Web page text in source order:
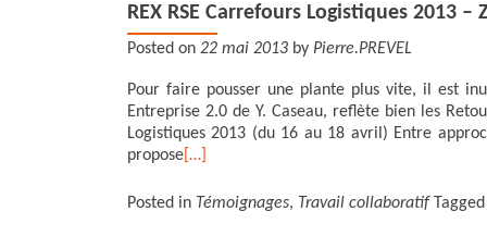
REX RSE Carrefours Logistiques 2013 –
Posted on 22 mai 2013 by Pierre.PREVEL
Pour faire pousser une plante plus vite, il est
Entreprise 2.0 de Y. Caseau, reflète bien les
Logistiques 2013 (du 16 au 18 avril) Entre
propose […]
Posted in Témoignages, Travail collaboratif Tagged